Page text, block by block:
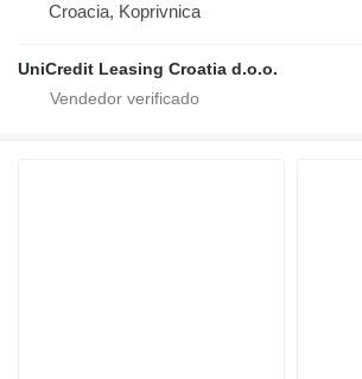
Croacia, Koprivnica
UniCredit Leasing Croatia d.o.o.